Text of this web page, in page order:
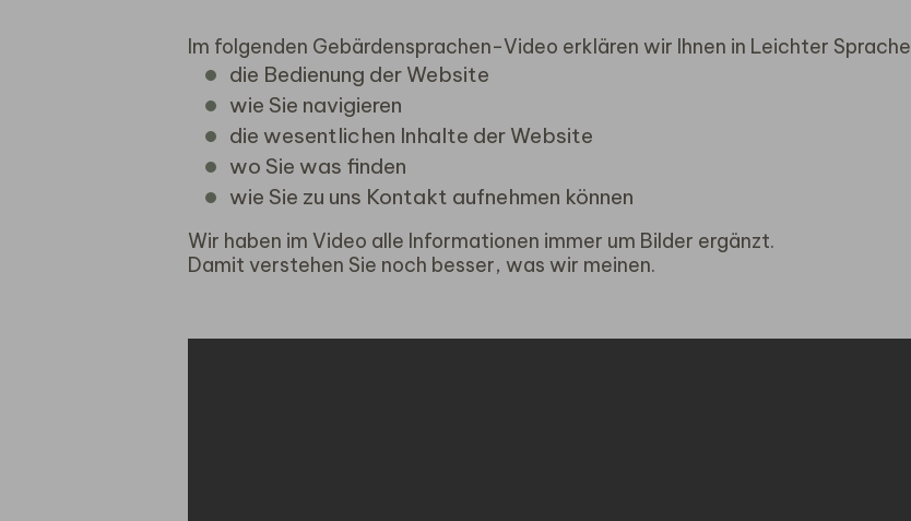
Im folgenden Gebärdensprachen-Video erklären wir Ihnen in Leichter Sprache
die Bedienung der Website
wie Sie navigieren
die wesentlichen Inhalte der Website
wo Sie was finden
wie Sie zu uns Kontakt aufnehmen können
Wir haben im Video alle Informationen immer um Bilder ergänzt.
Damit verstehen Sie noch besser, was wir meinen.